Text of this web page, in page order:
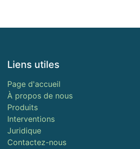
Liens utiles
Page d'accueil
À propos de nous
Produits
Interventions
Juridique
Contactez-nous